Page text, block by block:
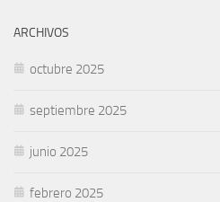
ARCHIVOS
octubre 2025
septiembre 2025
junio 2025
febrero 2025